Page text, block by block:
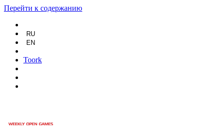
Перейти к содержанию
RU
EN
Toork